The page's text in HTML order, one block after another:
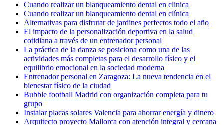
Cuando realizar un blanqueamiento dental en clinica
Cuando realizar un blanqueamiento dental en clínica
Alternativas para disfrutar de jardines perfectos todo el año
El impacto de la personalización deportiva en la salud
cotidiana a través de un entrenador personal
La práctica de la danza se posiciona como una de las
actividades más completas para el desarrollo físico y el
equilibrio emocional en la sociedad moderna
Entrenador personal en Zaragoza: La nueva tendencia en el
bienestar físico de la ciudad
Bubble football Madrid con organización completa para tu
grupo
Instalar placas solares Valencia para ahorrar energía y dinero
Arquitecto proyecto Mallorca con atención integral y cercana